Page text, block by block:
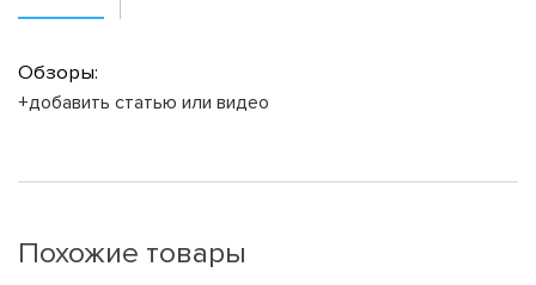
Обзоры:
+добавить статью или видео
Похожие товары